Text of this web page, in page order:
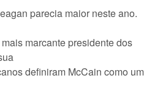
parecia maior neste ano.
marcante presidente dos
definiram McCain como um